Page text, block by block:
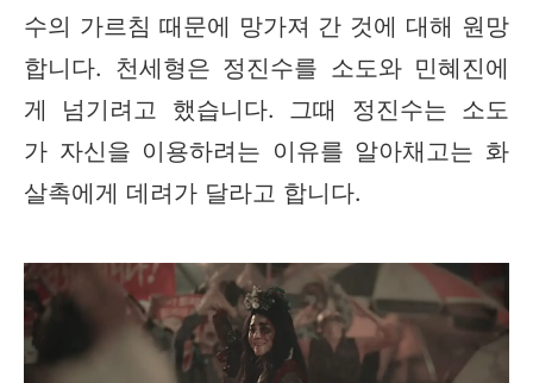
수의 가르침 때문에 망가져 간 것에 대해 원망
합니다. 천세형은 정진수를 소도와 민혜진에
게 넘기려고 했습니다. 그때 정진수는 소도
가 자신을 이용하려는 이유를 알아채고는 화
살촉에게 데려가 달라고 합니다.